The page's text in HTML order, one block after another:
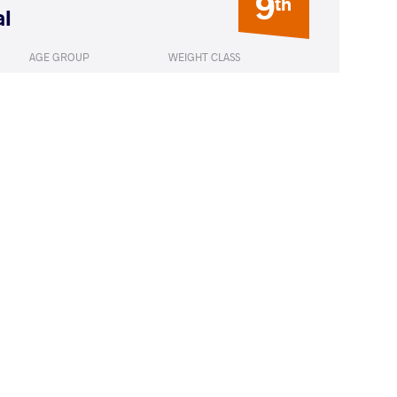
AGE GROUP WEIGHT CLASS